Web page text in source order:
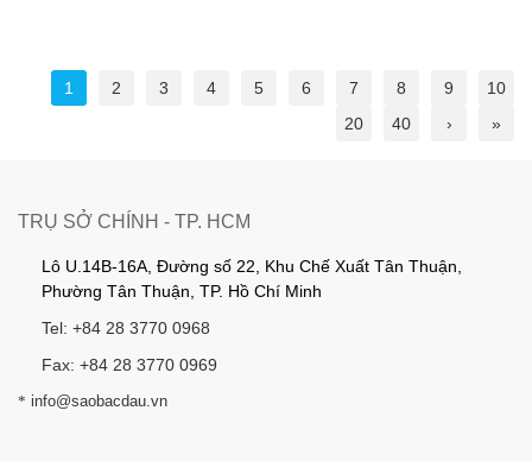
1 2 3 4 5 6 7 8 9
10
20
40 › »
TRỤ SỞ CHÍNH - TP. HCM
Lô U.14B-16A, Đường số 22, Khu Chế Xuất Tân Thuận,
Phường Tân Thuận, TP. Hồ Chí Minh
Tel: +84 28 3770 0968
Fax: +84 28 3770 0969
* info@saobacdau.vn